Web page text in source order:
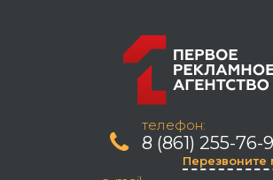
телефон:
8 (861) 255-76-
Перезвоните